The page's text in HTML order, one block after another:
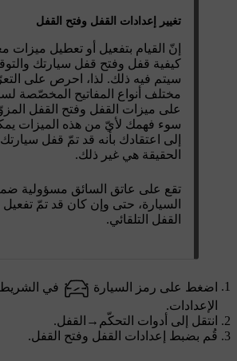
تغيير إعدادات القفل وفتح القفل
إنّ القيام بتفعيل أو تعطيل ميزات
كيفية قفل وفتح قفل سيارتك
سيتم فيه ذلك. لذا، احرص على
مختلف أنواع المفاتيح المخصّصة
على ميزات القفل وفتح القفل
سوء فهمك لأيّ من هذه الميزات
إلى اعتقادك بأنه قد تمّ قفل سيارتك
الحقيقة هي غير ذلك.
تقع على عاتق السائق مسؤولية
السيارة، حتى وإن كان قد تمّ
القفل التلقائي.
اضغط على رمز السيارة
في الشريط
الإعدادات.
انتقل إلى أدوات التحكّم → القفل.
قُم بضبط إعدادات القفل وفتح القفل.